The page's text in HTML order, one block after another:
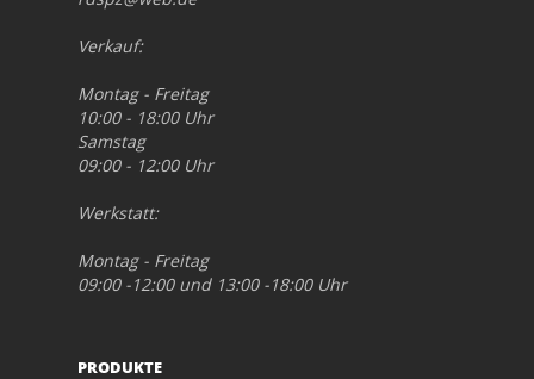
Verkauf:
Montag - Freitag
10:00 - 18:00 Uhr
Samstag
09:00 - 12:00 Uhr
Werkstatt:
Montag - Freitag
09:00 -12:00 und 13:00 -18:00 Uhr
PRODUKTE